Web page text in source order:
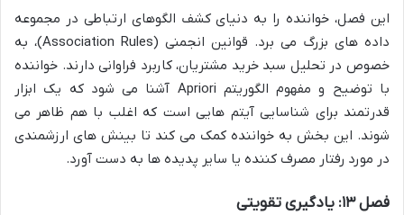
این فصل، خواننده را به دنیای کشف الگوهای ارتباطی در مجموعه
داده های بزرگ می برد. قوانین انجمنی (Association Rules)، به
خصوص در تحلیل سبد خرید مشتریان، کاربرد فراوانی دارند. خواننده
با توضیح و مفهوم الگوریتم Apriori آشنا می شود که یک ابزار
قدرتمند برای شناسایی آیتم هایی است که اغلب با هم ظاهر می
شوند. این بخش به خواننده کمک می کند تا بینش های ارزشمندی
در مورد رفتار مصرف کننده یا سایر پدیده ها به دست آورد.
فصل ۱۳: یادگیری تقویتی